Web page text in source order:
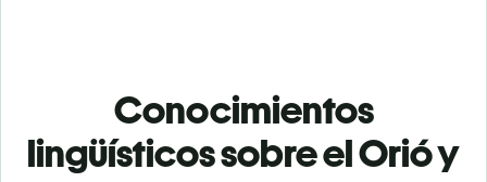
Conocimientos
lingüísticos sobre el Orió y